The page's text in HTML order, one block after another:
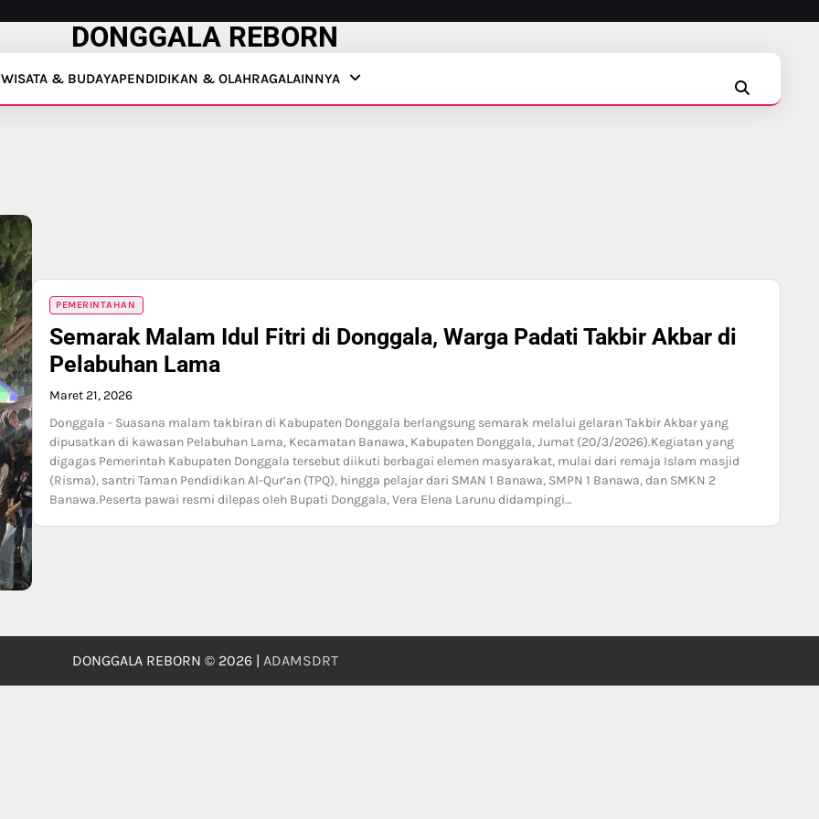
DONGGALA REBORN
& BUDAYAPENDIDIKAN & OLAHRAGALAINNYA
PEMERINTAHAN
Semarak Malam Idul Fitri di Donggala, Warga Padati Takbir Akbar di
Pelabuhan Lama
Maret 21, 2026
Donggala - Suasana malam takbiran di Kabupaten Donggala berlangsung semarak melalui gelaran Takbir Akbar yang
dipusatkan di kawasan Pelabuhan Lama, Kecamatan Banawa, Kabupaten Donggala, Jumat (20/3/2026).Kegiatan yang
digagas Pemerintah Kabupaten Donggala tersebut diikuti berbagai elemen masyarakat, mulai dari remaja Islam masjid
(Risma), santri Taman Pendidikan Al-Qur’an (TPQ), hingga pelajar dari SMAN 1 Banawa, SMPN 1 Banawa, dan SMKN 2
Banawa.Peserta pawai resmi dilepas oleh Bupati Donggala, Vera Elena Larunu didampingi…
DONGGALA REBORN © 2026 | ADAMSDRT